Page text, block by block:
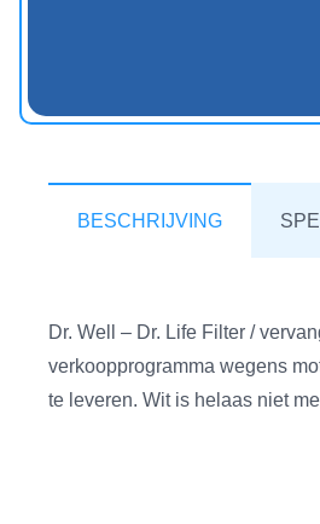
BESCHRIJVING
Dr. Well – Dr. Life Filter /
verkoopprogramma wegens
te leveren. Wit is helaas niet